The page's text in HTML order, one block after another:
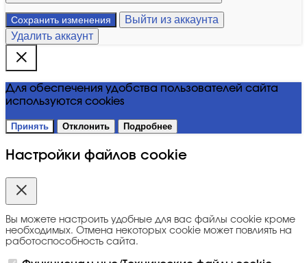
Сохранить изменения
Выйти из аккаунта
Удалить аккаунт
Для обеспечения удобства пользователей сайта
используются cookies
Принять Отклонить Подробнее
Настройки файлов cookie
Вы можете настроить удобные для вас файлы cookie кроме
необходимых. Отмена некоторых cookie может повлиять на
работоспособность сайта.